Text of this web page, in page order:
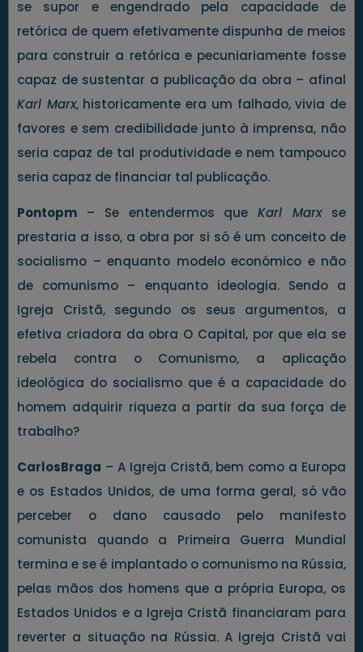
se supor e engendrado pela capacidade de
retórica de quem efetivamente dispunha de meios
para construir a retórica e pecuniariamente fosse
capaz de sustentar a publicação da obra – afinal
Karl Marx, historicamente era um falhado, vivia de
favores e sem credibilidade junto à imprensa, não
seria capaz de tal produtividade e nem tampouco
seria capaz de financiar tal publicação.
Pontopm – Se entendermos queKarl Marxse
prestaria a isso, a obra por si só é um conceito de
socialismo – enquanto modelo económico e não
de comunismo – enquanto ideologia. Sendo a
Igreja Cristã, segundo os seus argumentos, a
efetiva criadora da obra O Capital, por que ela se
rebela contra o Comunismo, a aplicação
ideológica do socialismo que é a capacidade do
homem adquirir riqueza a partir da sua força de
trabalho?
CarlosBraga – A Igreja Cristã, bem como a Europa
e os Estados Unidos, de uma forma geral, só vão
perceber o dano causado pelo manifesto
comunista quando a Primeira Guerra Mundial
termina e se é implantado o comunismo na Rússia,
pelas mãos dos homens que a própria Europa, os
Estados Unidos e a Igreja Cristã financiaram para
reverter a situação na Rússia. A Igreja Cristã vai